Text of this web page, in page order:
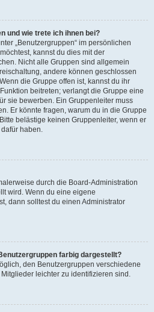
und wie trete ich ihnen bei?
„Benutzergruppen“ im persönlichen
kannst du dies mit der
Nicht alle Gruppen sind allgemein
andere können geschlossen
die Gruppe offen ist, kannst du ihr
beitreten; verlangt die Gruppe eine
sie bewerben. Ein Gruppenleiter muss
Er könnte fragen, warum du in die Gruppe
belästige keinen Gruppenleiter, wenn er
haben.
durch die Board-Administration
wird. Wenn du eine eigene
dann solltest du einen Administrator
farbig dargestellt?
den Benutzergruppen verschiedene
leichter zu identifizieren sind.